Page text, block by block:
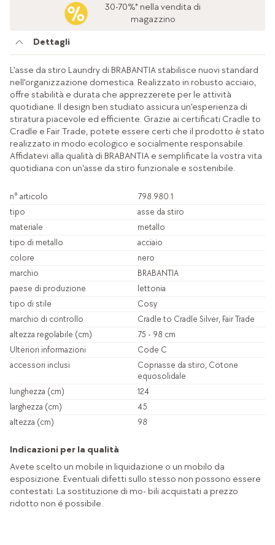
30-70%* nella vendita di
magazzino
Dettagli
L'asse da stiro Laundry di BRABANTIA stabilisce nuovi standard
nell'organizzazione domestica. Realizzato in robusto acciaio,
offre stabilità e durata che apprezzerete per le attività
quotidiane. Il design ben studiato assicura un'esperienza di
stiratura piacevole ed efficiente. Grazie ai certificati Cradle to
Cradle e Fair Trade, potete essere certi che il prodotto è stato
realizzato in modo ecologico e socialmente responsabile.
Affidatevi alla qualità di BRABANTIA e semplificate la vostra vita
quotidiana con un'asse da stiro funzionale e sostenibile.
n° articolo
798.980.1
tipo
asse da stiro
materiale
metallo
tipo di metallo
acciaio
colore
nero
marchio
BRABANTIA
paese di produzione
lettonia
tipo di stile
Cosy
marchio di controllo
Cradle to Cradle Silver, Fair Trade
altezza regolabile (cm)
75 - 98 cm
Ulteriori informazioni
Code C
accessori inclusi
Copriasse da stiro, Cotone
equosolidale
lunghezza (cm)
124
larghezza (cm)
45
altezza (cm)
98
Indicazioni per la qualità
Avete scelto un mobile in liquidazione o un mobilo da
esposizione. Eventuali difetti sullo stesso non possono essere
contestati. La sostituzione di mo- bili acquistati a prezzo
ridotto non é possibile.